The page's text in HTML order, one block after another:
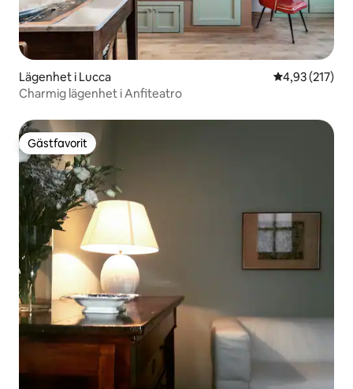
Lägenhet i Lucca 4,93 av 5 i
4,93 (217)
Charmig lägenhet i Anfiteatro
Gästfavorit
Gästfavorit